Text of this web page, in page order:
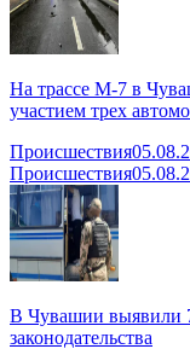
На трассе М-7 в
участием трех
Происшествия
Происшествия
В Чувашии выявили
законодательства